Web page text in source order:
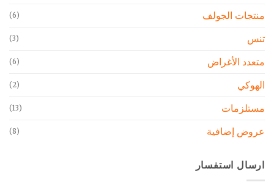
منتجات الجولف (6)
تنس (3)
متعدد الأغراض (6)
الهوكي (2)
مستلزمات (13)
عروض إضافية (8)
ارسال استفسار